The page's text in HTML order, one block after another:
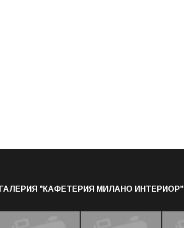
ГАЛЕРИЯ "КАФЕТЕРИЯ МИЛАНО ИНТЕРИОР"